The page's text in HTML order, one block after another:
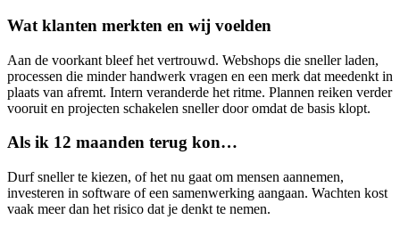
Wat klanten merkten en wij voelden
Aan de voorkant bleef het vertrouwd. Webshops die sneller laden,
processen die minder handwerk vragen en een merk dat meedenkt in
plaats van afremt. Intern veranderde het ritme. Plannen reiken verder
vooruit en projecten schakelen sneller door omdat de basis klopt.
Als ik 12 maanden terug kon…
Durf sneller te kiezen, of het nu gaat om mensen aannemen,
investeren in software of een samenwerking aangaan. Wachten kost
vaak meer dan het risico dat je denkt te nemen.